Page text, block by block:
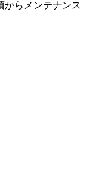
からメンテナンス